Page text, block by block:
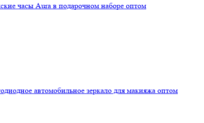
часы Aura в подарочном наборе оптом
автомобильное зеркало для макияжа оптом